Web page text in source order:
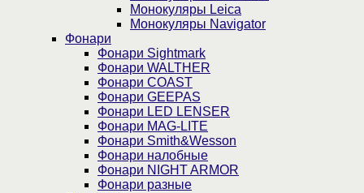
Монокуляры Leica
Монокуляры Navigator
Фонари
Фонари Sightmark
Фонари WALTHER
Фонари COAST
Фонари GEEPAS
Фонари LED LENSER
Фонари MAG-LITE
Фонари Smith&Wesson
Фонари налобные
Фонари NIGHT ARMOR
Фонари разные